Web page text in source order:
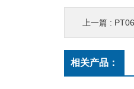
上一篇 :
相关产品：